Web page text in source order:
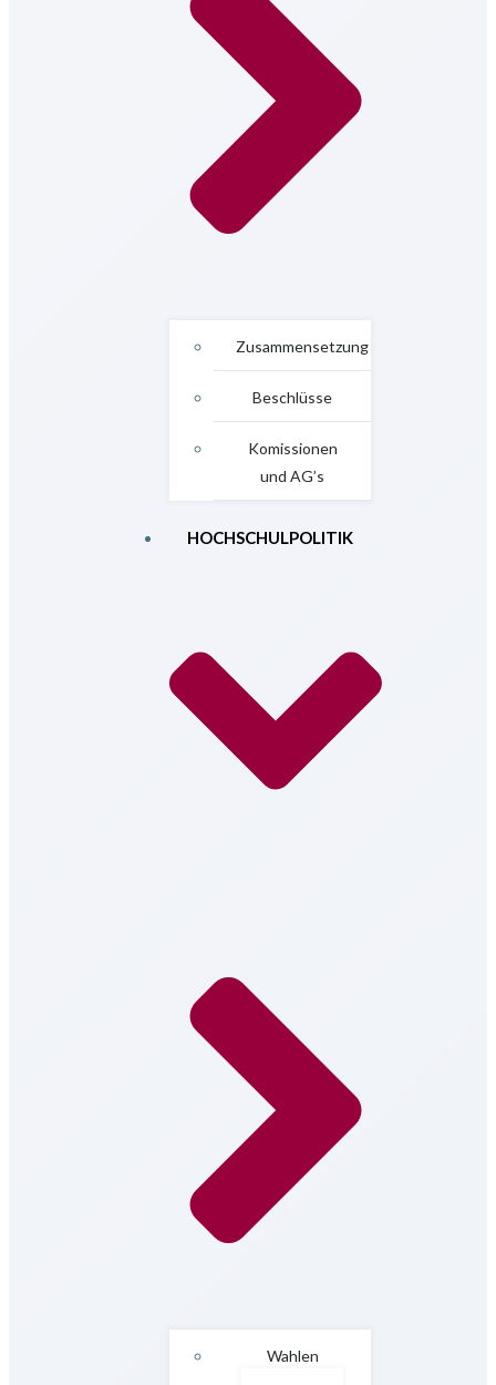
Zusammensetzung
Beschlüsse
Komissionen
und AG’s
HOCHSCHULPOLITIK
Wahlen